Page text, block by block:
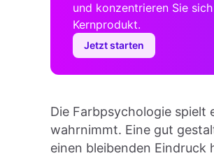
und konzentrieren Sie
Kernprodukt.
Jetzt starten
Die Farbpsychologie spielt
wahrnimmt. Eine gut
einen bleibenden Eindruck